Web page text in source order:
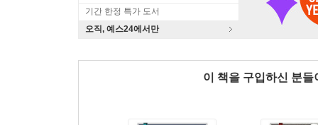
기간 한정 특가 도서
오직, 예스24에서만
이 책을 구입하신 분